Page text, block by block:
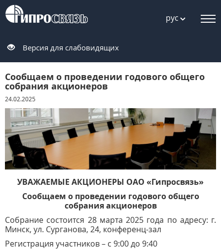
рус
Версия для слабовидящих
Сообщаем о проведении годового общего
собрания акционеров
24.02.2025
УВАЖАЕМЫЕ АКЦИОНЕРЫ ОАО «Гипросвязь»
Сообщаем о проведении годового общего
собрания акционеров
Собрание состоится 28 марта 2025 года по адресу: г.
Минск, ул. Сурганова, 24, конференц-зал
Регистрация участников – с 9:00 до 9:40